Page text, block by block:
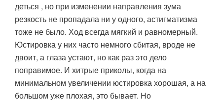
деться , но при изменении направления зума
резкость не пропадала ни у одного, астигматизма
тоже не было. Ход всегда мягкий и равномерный.
Юстировка у них часто немного сбитая, вроде не
двоит, а глаза устают, но как раз это дело
поправимое. И хитрые приколы, когда на
минимальном увеличении юстировка хорошая, а на
большом уже плохая, это бывает. Но